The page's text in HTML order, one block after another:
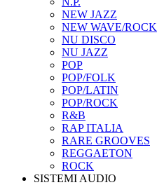
NEW JAZZ
NEW WAVE/ROCK
NU DISCO
NU JAZZ
POP
POP/FOLK
POP/LATIN
POP/ROCK
R&B
RAP ITALIA
RARE GROOVES
REGGAETON
ROCK
SISTEMI AUDIO